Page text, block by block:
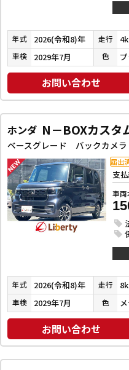
年式 2026(令和8)年 走行
車検 2029年7月 色
お問い合わせ
ホンダ N－BOXカスタ
支
車両
届出
年式 2026(令和8)年 走行
車検 2029年7月 色
お問い合わせ